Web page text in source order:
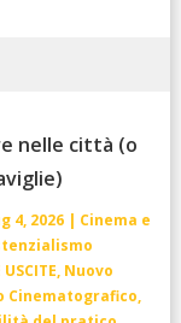
nelle città (o
4, 2026| Cinema e
, Nuovo
Cinematografico,